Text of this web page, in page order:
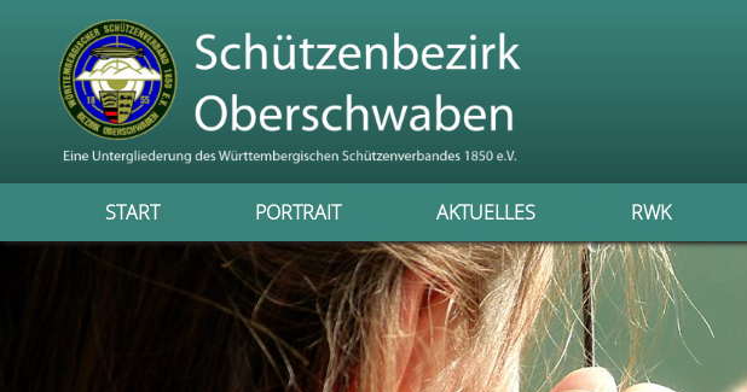
START PORTRAIT AKTUELLES RWK